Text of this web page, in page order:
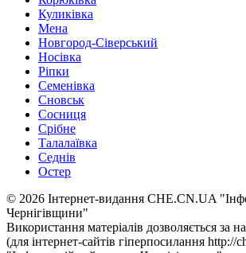
Куликівка
Мена
Новгород-Сіверський
Носівка
Ріпки
Семенівка
Сновськ
Сосниця
Срібне
Талалаївка
Седнів
Остер
© 2026 Інтернет-видання CHE.CN.UA
Чернiгiвщини"
Використання матеріалів дозволяється за
(для інтернет-сайтів гіперпосилання http://